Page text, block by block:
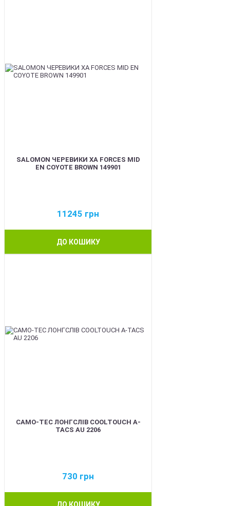
SALOMON ЧЕРЕВИКИ XA FORCES MID
EN COYOTE BROWN 149901
11245 грн
ДО КОШИКУ
CAMO-TEC ЛОНГСЛІВ COOLTOUCH A-
TACS AU 2206
730 грн
ДО КОШИКУ